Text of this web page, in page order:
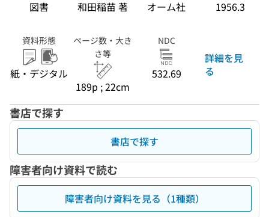
図書 和田稲苗 著 オーム社 1956.3
資料形態
紙・デジタル
ページ数・大き
さ等
189p ; 22cm
NDC
532.69
詳細を見
る
書店で探す
書店で探す
障害者向け資料で読む
障害者向け資料を見る（1種類）